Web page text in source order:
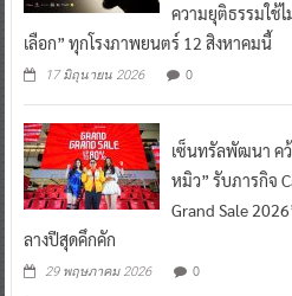
ความยุติธรรมใช้
เลือก” ทุกโรงภาพยนตร์ 12 สิงหาคมนี้
17 มิถุนายน 2026 0
เซ็นทรัลพัฒนา ค
หมิว” รับภารกิจ
Grand Sale
ลางปีสุดคึกคัก
29 พฤษภาคม 2026 0